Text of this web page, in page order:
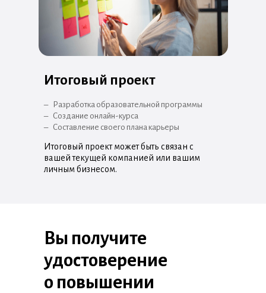
Итоговый проект
Итоговый проект может быть связан с
вашей текущей компанией или вашим
личным бизнесом.
Разработка образовательной программы
Создание онлайн-курса
Составление своего плана карьеры
–
–
–
Вы получите
удостоверение
о повышении
Образовательная деятельность в Академии Eduson (Общество с
ограниченной ответственностью «Эдюсон») ведется на
У вас будет официальный документ, который подтвердит